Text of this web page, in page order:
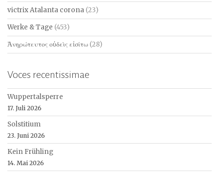
victrix Atalanta corona (23)
Werke & Tage (453)
Ἀνηρώτευτος οὐδεὶς εἰσίτω (28)
Voces recentissimae
Wuppertalsperre
17. Juli 2026
Solstitium
23. Juni 2026
Kein Frühling
14. Mai 2026